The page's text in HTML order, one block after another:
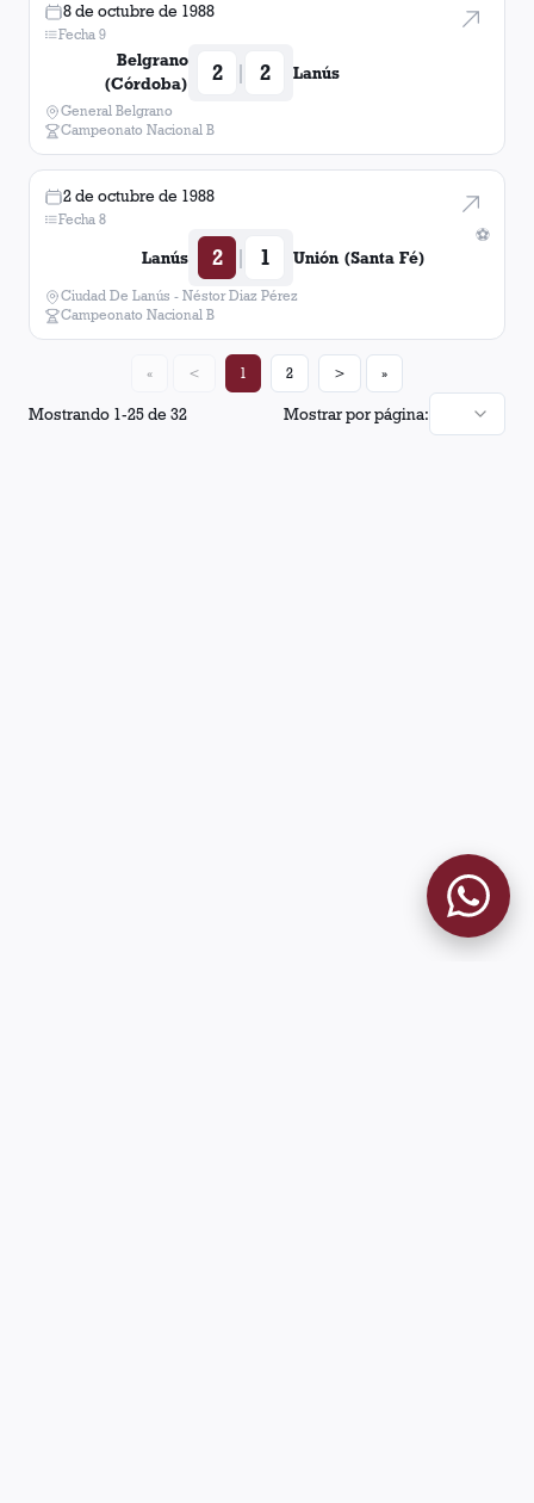
8 de octubre de 1988
Fecha 9
Belgrano
(Córdoba)
2 | 2 Lanús
General Belgrano
Campeonato Nacional B
⚽
2 de octubre de 1988
Fecha 8
Lanús 2 | 1 Unión (Santa Fé)
Ciudad De Lanús - Néstor Diaz Pérez
Campeonato Nacional B
Mostrando 1-25de32 Mostrar por página:
« < 1 2 > »